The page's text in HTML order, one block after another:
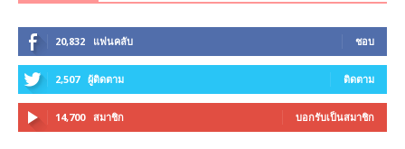
20,832 แฟนคลับ ชอบ
2,507 ผู้ติดตาม ติดตาม
14,700 สมาชิก บอกรับเป็นสมาชิก